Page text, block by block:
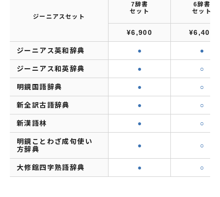
ジーニアスセット
7辞書
セット
6辞書
セット
¥6,900 ¥6,400
ジーニアス英和辞典 ● ●
ジーニアス和英辞典 ● ○
明鏡国語辞典 ● ○
新全訳古語辞典 ● ○
新漢語林 ● ○
明鏡ことわざ成句使い
方辞典
● ○
大修館四字熟語辞典 ● ○